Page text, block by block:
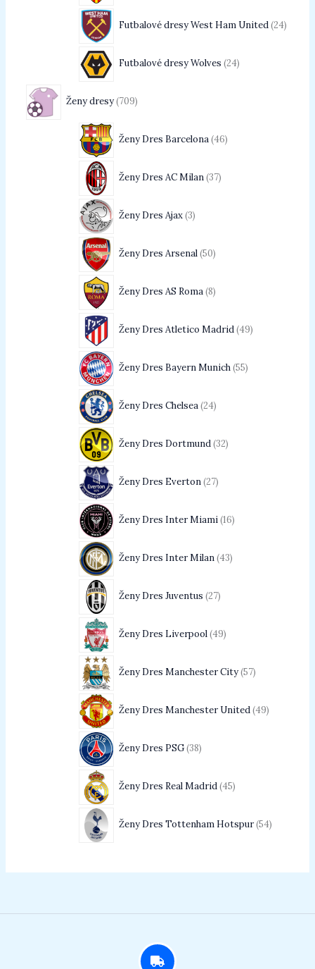
Futbalové dresy West Ham United 24
Futbalové dresy Wolves 24
Ženy dresy 709
Ženy Dres Barcelona 46
Ženy Dres AC Milan 37
Ženy Dres Ajax 3
Ženy Dres Arsenal 50
Ženy Dres AS Roma 8
Ženy Dres Atletico Madrid 49
Ženy Dres Bayern Munich 55
Ženy Dres Chelsea 24
Ženy Dres Dortmund 32
Ženy Dres Everton 27
Ženy Dres Inter Miami 16
Ženy Dres Inter Milan 43
Ženy Dres Juventus 27
Ženy Dres Liverpool 49
Ženy Dres Manchester City 57
Ženy Dres Manchester United 49
Ženy Dres PSG 38
Ženy Dres Real Madrid 45
Ženy Dres Tottenham Hotspur 54